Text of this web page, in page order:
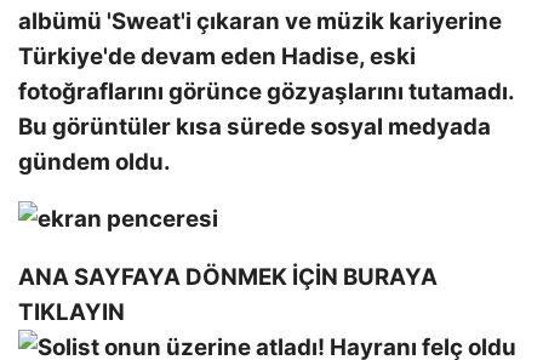
albümü 'Sweat'i çıkaran ve müzik kariyerine
Türkiye'de devam eden Hadise, eski
fotoğraflarını görünce gözyaşlarını tutamadı.
Bu görüntüler kısa sürede sosyal medyada
gündem oldu.
ANA SAYFAYA DÖNMEK İÇİN BURAYA
TIKLAYIN